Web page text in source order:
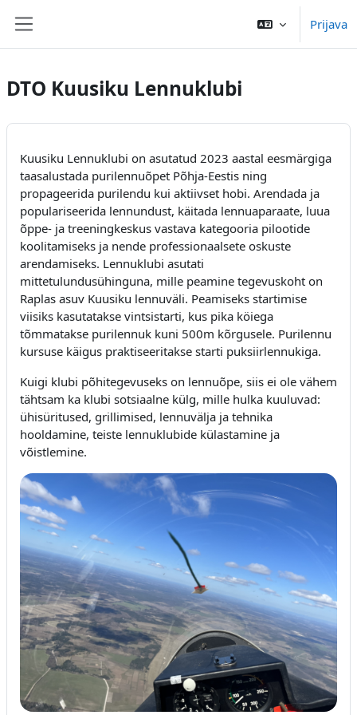
Prijava
DTO Kuusiku Lennuklubi
Kuusiku Lennuklubi on asutatud 2023 aastal eesmärgiga
taasalustada purilennuõpet Põhja-Eestis ning
propageerida purilendu kui aktiivset hobi. Arendada ja
populariseerida lennundust, käitada lennuaparaate, luua
õppe- ja treeningkeskus vastava kategooria pilootide
koolitamiseks ja nende professionaalsete oskuste
arendamiseks. Lennuklubi asutati
mittetulundusühinguna, mille peamine tegevuskoht on
Raplas asuv Kuusiku lennuväli. Peamiseks startimise
viisiks kasutatakse vintsistarti, kus pika köiega
tõmmatakse purilennuk kuni 500m kõrgusele. Purilennu
kursuse käigus praktiseeritakse starti puksiirlennukiga.
Kuigi klubi põhitegevuseks on lennuõpe, siis ei ole vähem
tähtsam ka klubi sotsiaalne külg, mille hulka kuuluvad:
ühisüritused, grillimised, lennuvälja ja tehnika
hooldamine, teiste lennuklubide külastamine ja
võistlemine.